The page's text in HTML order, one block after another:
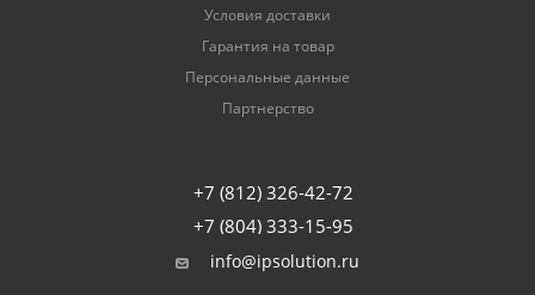
Условия доставки
Гарантия на товар
Персональные данные
Партнерство
+7 (812) 326-42-72
+7 (804) 333-15-95
info@ipsolution.ru